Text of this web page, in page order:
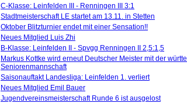
C-Klasse: Leinfelden III - Renningen III 3:1
Stadtmeisterschaft LE startet am 13.11. in Stetten
Oktober Blitzturnier endet mit einer Sensation!!
Neues Mitglied Luis Zhi
B-Klasse: Leinfelden II - Spvgg Renningen II 2,5:1,5
Markus Kottke wird erneut Deutscher Meister mit der
Seniorenmannschaft
Saisonauftakt Landesliga: Leinfelden 1. verliert
Neues Mitglied Emil Bauer
Jugendvereinsmeisterschaft Runde 6 ist ausgelost